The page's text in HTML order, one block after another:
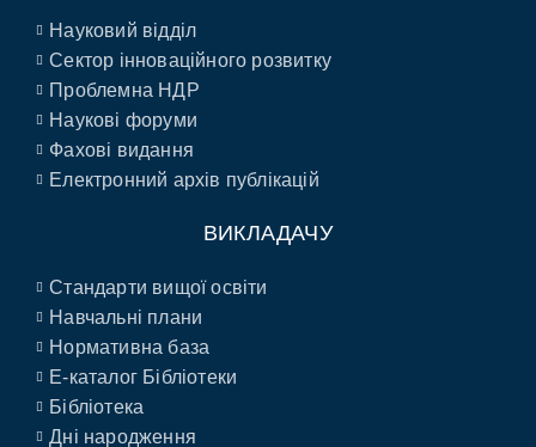
Науковий відділ
Сектор інноваційного розвитку
Проблемна НДР
Наукові форуми
Фахові видання
Електронний архів публікацій
ВИКЛАДАЧУ
Стандарти вищої освіти
Навчальні плани
Нормативна база
E-каталог Бібліотеки
Бібліотека
Дні народження